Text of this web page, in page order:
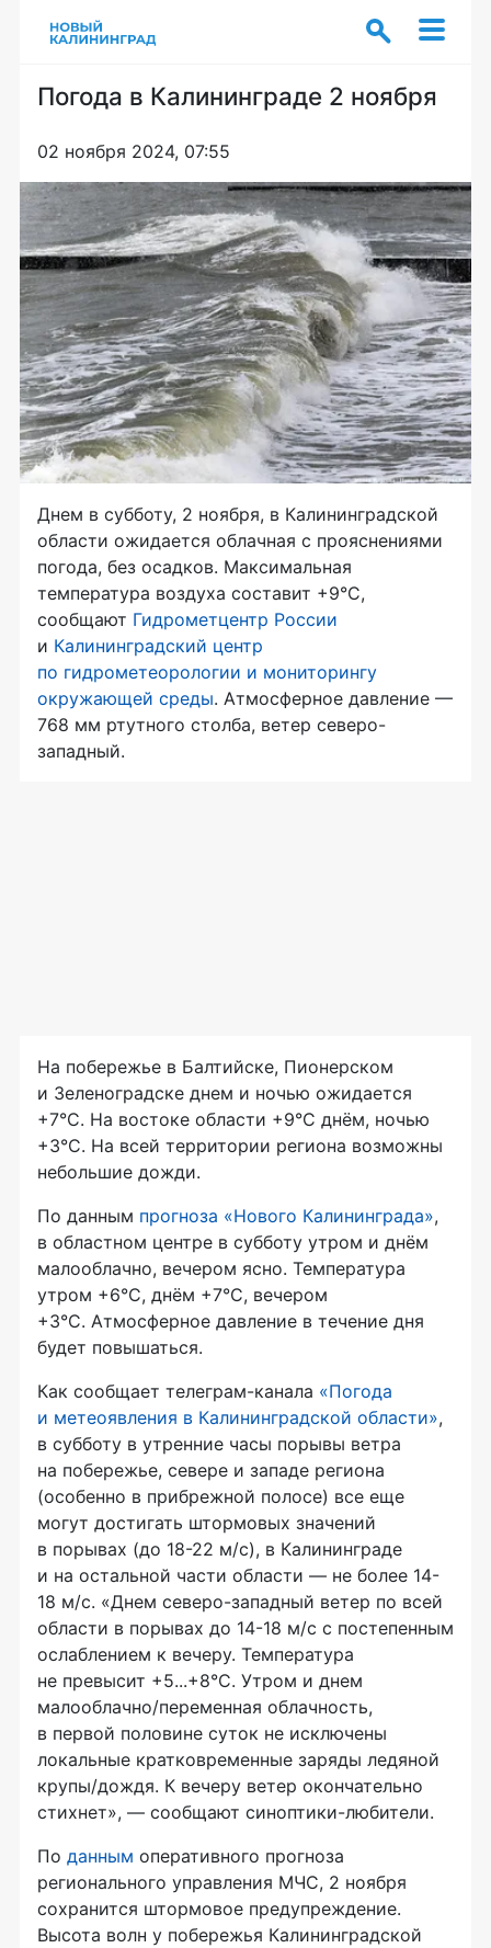
Погода в Калининграде 2 ноября
02 ноября 2024, 07:55
Днем в субботу, 2 ноября, в Калининградской
области ожидается облачная с прояснениями
погода, без осадков. Максимальная
температура воздуха составит +9°C,
сообщают Гидрометцентр России
и Калининградский центр
по гидрометеорологии и мониторингу
окружающей среды. Атмосферное давление —
768 мм ртутного столба, ветер северо-
западный.
На побережье в Балтийске, Пионерском
и Зеленоградске днем и ночью ожидается
+7°C. На востоке области +9°C днём, ночью
+3°C. На всей территории региона возможны
небольшие дожди.
По данным прогноза «Нового Калининграда»,
в областном центре в субботу утром и днём
малооблачно, вечером ясно. Температура
утром +6°C, днём +7°C, вечером
+3°C. Атмосферное давление в течение дня
будет повышаться.
Как сообщает телеграм-канала «Погода
и метеоявления в Калининградской области»,
в субботу в утренние часы порывы ветра
на побережье, севере и западе региона
(особенно в прибрежной полосе) все еще
могут достигать штормовых значений
в порывах (до 18-22 м/с), в Калининграде
и на остальной части области — не более 14-
18 м/с. «Днем северо-западный ветер по всей
области в порывах до 14-18 м/с с постепенным
ослаблением к вечеру. Температура
не превысит +5...+8°С. Утром и днем
малооблачно/переменная облачность,
в первой половине суток не исключены
локальные кратковременные заряды ледяной
крупы/дождя. К вечеру ветер окончательно
стихнет», — сообщают синоптики-любители.
По данным оперативного прогноза
регионального управления МЧС, 2 ноября
сохранится штормовое предупреждение.
Высота волн у побережья Калининградской